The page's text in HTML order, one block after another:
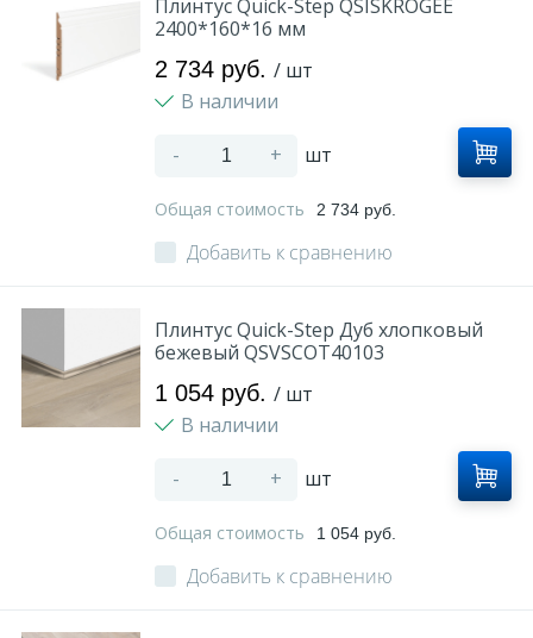
Плинтус Quick-Step QSISKROGEE
2400*160*16 мм
2 734 руб. / шт
В наличии
- + шт
Общая стоимость 2 734 руб.
Добавить к сравнению
Плинтус Quick-Step Дуб хлопковый
бежевый QSVSCOT40103
1 054 руб. / шт
В наличии
- + шт
Общая стоимость 1 054 руб.
Добавить к сравнению